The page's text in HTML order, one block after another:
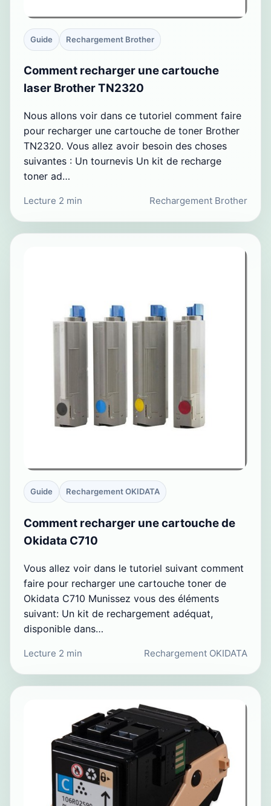
Guide Rechargement Brother
Comment recharger une cartouche
laser Brother TN2320
Nous allons voir dans ce tutoriel comment faire
pour recharger une cartouche de toner Brother
TN2320. Vous allez avoir besoin des choses
suivantes : Un tournevis Un kit de recharge
toner ad…
Lecture 2 min Rechargement Brother
Guide Rechargement OKIDATA
Comment recharger une cartouche de
Okidata C710
Vous allez voir dans le tutoriel suivant comment
faire pour recharger une cartouche toner de
Okidata C710 Munissez vous des éléments
suivant: Un kit de rechargement adéquat,
disponible dans…
Lecture 2 min Rechargement OKIDATA